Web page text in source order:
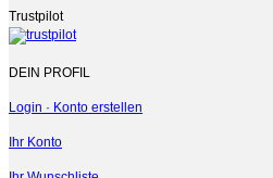
Trustpilot
DEIN PROFIL
Login · Konto erstellen
Ihr Konto